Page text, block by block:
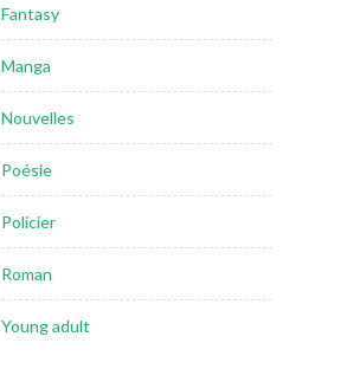
Fantasy
Manga
Nouvelles
Poésie
Policier
Roman
Young adult